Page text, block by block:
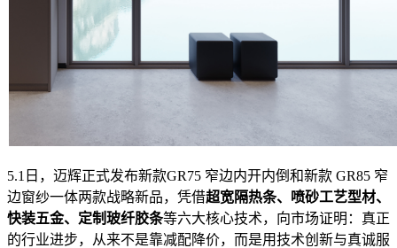
5.1日，迈辉正式发布新款GR75 窄边内开内倒和新款 GR85 窄
边窗纱一体两款战略新品，凭借超宽隔热条、喷砂工艺型材、
快装五金、定制玻纤胶条等六大核心技术，向市场证明：真正
的行业进步，从来不是靠减配降价，而是用技术创新与真诚服